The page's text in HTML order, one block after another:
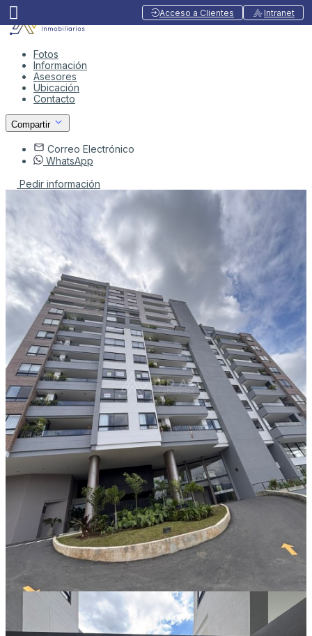
Acceso a Clientes Intranet
Fotos
Información
Asesores
Ubicación
Contacto
Compartir
Correo Electrónico
WhatsApp
Pedir información